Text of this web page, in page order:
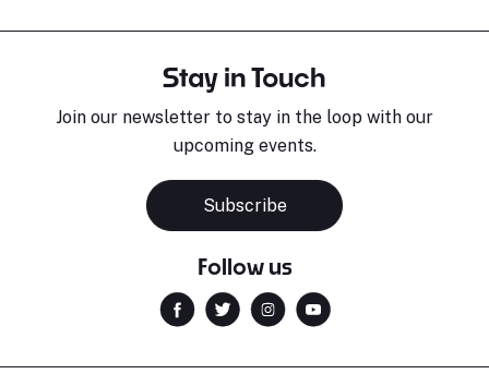
Stay in Touch
Join our newsletter to stay in the loop with our
upcoming events.
Subscribe
Follow us